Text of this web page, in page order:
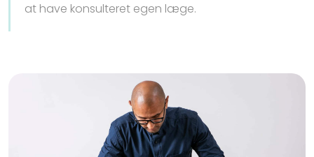
at have konsulteret egen læge.